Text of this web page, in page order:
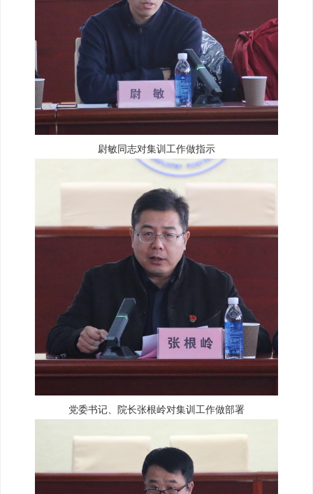
尉敏同志对集训工作做指示
党委书记、院长张根岭对集训工作做部署